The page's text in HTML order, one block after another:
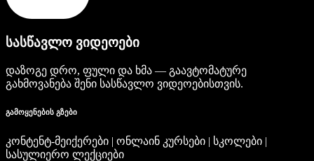
სასწავლო ვიდეოები
დაზოგე დრო, ფული და ხმა — გაავტომატურე
გახმოვანება შენი სასწავლო ვიდეოებისთვის.
გამოყენების გზები
კონტენტ-მეიქერები | ონლაინ კურსები | სკოლები |
სასულიერო ლექციები